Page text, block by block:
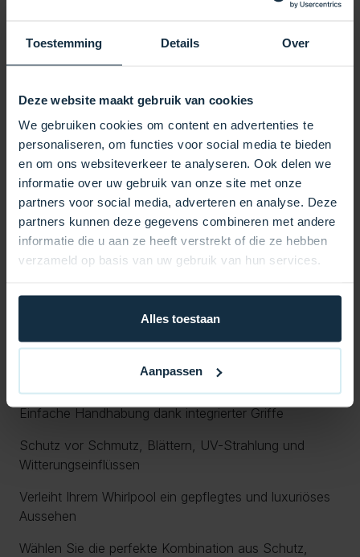
Toestemming Details Over
Deze website maakt gebruik van cookies
We gebruiken cookies om content en advertenties te
personaliseren, om functies voor social media te bieden
en om ons websiteverkeer te analyseren. Ook delen we
informatie over uw gebruik van onze site met onze
partners voor social media, adverteren en analyse. Deze
partners kunnen deze gegevens combineren met andere
informatie die u aan ze heeft verstrekt of die ze hebben
verzameld op basis van uw gebruik van hun services.
Alles toestaan
Aanpassen
Wärme länger gespeichert, sodass Ihr Whirlpool
robuste Sicherheitsgurte sorgen dafür, dass die
Abdeckung auch bei starkem Wind sicher an ihrem
Platz bleibt. Die Abdeckung passt perfekt über Ihren
Whirlpool und lässt sich dank praktischer Griffe
mühelos öffnen und schließen. Mit ihrem eleganten
und modernen Design verleiht diese
Whirlpoolabdeckung Ihrem Außenbereich ein
gepflegtes und luxuriöses Ambiente.
Vorteile auf einen Blick:
Hervorragende Wärmedämmung für niedrigere
Wetterbeständige Materialien für jahrelange Haltbarkeit
Stabile Sicherheitsgurte für maximale Stabilität
Einfache Handhabung dank integrierter Griffe
Schutz vor Schmutz, Blättern, UV-Strahlung und
Witterungseinflüssen
Verleiht Ihrem Whirlpool ein gepflegtes und luxuriöses
Aussehen
Wählen Sie die perfekte Kombination aus Schutz,